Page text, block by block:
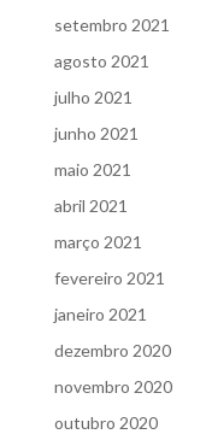
setembro 2021
agosto 2021
julho 2021
junho 2021
maio 2021
abril 2021
março 2021
fevereiro 2021
janeiro 2021
dezembro 2020
novembro 2020
outubro 2020